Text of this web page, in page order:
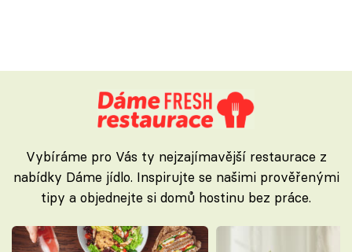
Vybíráme pro Vás ty nejzajímavější restaurace z
nabídky Dáme jídlo. Inspirujte se našimi prověřenými
tipy a objednejte si domů hostinu bez práce.